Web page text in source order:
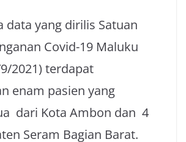
data yang dirilis Satuan
Covid-19 Maluku
2021) terdapat
enam pasien yang
dari Kota Ambon dan 4
Seram Bagian Barat.